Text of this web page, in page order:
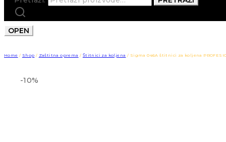
OPEN
Home / Shop / Zaštitna oprema / Štitnici za koljena / Sigma 046A štitnici za koljena
-10%